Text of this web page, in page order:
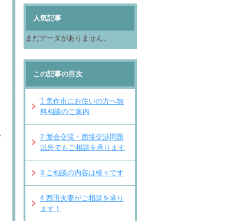
人気記事
まだデータがありません。
この記事の目次
1 美作市にお住いの方へ無
料相談のご案内
2 面会交流・面接交渉問題
以外でもご相談を承ります
3 ご相談の内容は様々です
4 西田夫妻がご相談を承り
ます！